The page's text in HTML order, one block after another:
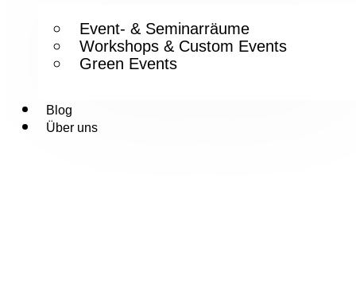
Event- & Seminarräume
Workshops & Custom Events
Green Events
Blog
Über uns